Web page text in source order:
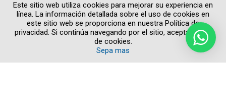
por e-mail
Este sitio web utiliza cookies para mejorar su experiencia en
línea. La información detallada sobre el uso de cookies en
este sitio web se proporciona en nuestra Política de
privacidad. Si continúa navegando por el sitio, acepta el uso
de cookies.
Sepa mas